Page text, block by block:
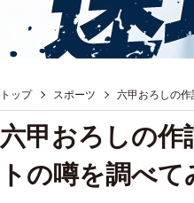
トップ スポーツ 六甲おろしの
六甲おろしの作
トの噂を調べて